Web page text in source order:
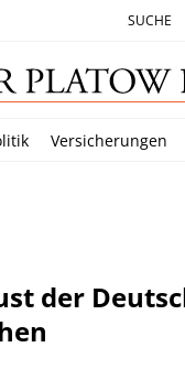
SUCHE
Versicherungen
der